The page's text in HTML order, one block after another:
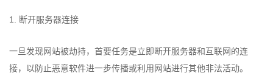
1. 断开服务器连接
一旦发现网站被劫持，首要任务是立即断开服务器和互联网的连
接，以防止恶意软件进一步传播或利用网站进行其他非法活动。